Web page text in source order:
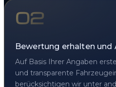
02
Bewertung erhalten und
Auf Basis Ihrer Angaben
und transparente
berücksichtigen wir unter